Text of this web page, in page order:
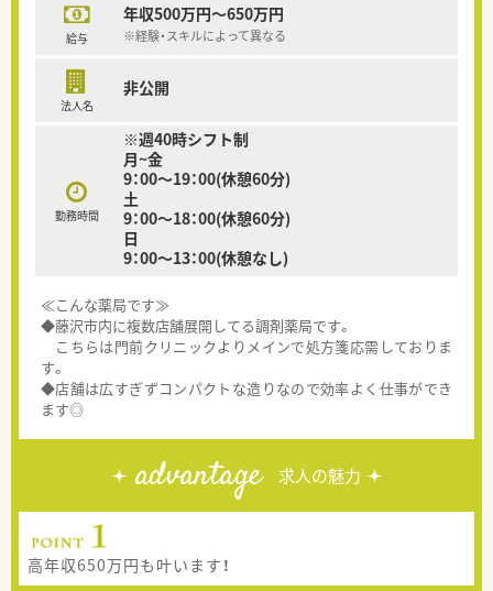
給与
年収500万円～650万円
※経験・スキルによって異なる
法人名
非公開
勤務時間
※週40時シフト制
月~金
9：00～19：00(休憩60分)
土
9：00～18：00(休憩60分)
日
9：00～13：00(休憩なし)
≪こんな薬局です≫
◆藤沢市内に複数店舗展開してる調剤薬局です。
こちらは門前クリニックよりメインで処方箋応需しておりま
す。
◆店舗は広すぎずコンパクトな造りなので効率よく仕事ができ
ます◎
advantage 求人の魅力
高年収650万円も叶います！